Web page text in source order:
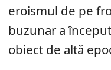
eroismul de pe
buzunar a
obiect de altă